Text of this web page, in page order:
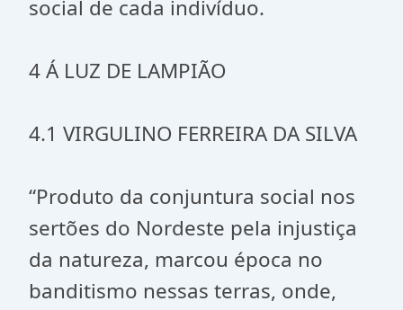
social de cada indivíduo.
4 Á LUZ DE LAMPIÃO
4.1 VIRGULINO FERREIRA DA SILVA
“Produto da conjuntura social nos
sertões do Nordeste pela injustiça
da natureza, marcou época no
banditismo nessas terras, onde,